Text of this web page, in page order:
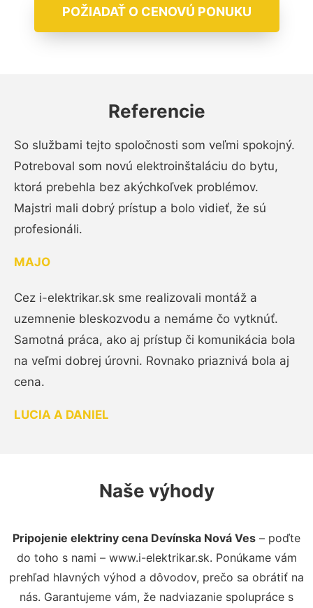
POŽIADAŤ O CENOVÚ PONUKU
Referencie
So službami tejto spoločnosti som veľmi spokojný.
Potreboval som novú elektroinštaláciu do bytu,
ktorá prebehla bez akýchkoľvek problémov.
Majstri mali dobrý prístup a bolo vidieť, že sú
profesionáli.
MAJO
Cez i-elektrikar.sk sme realizovali montáž a
uzemnenie bleskozvodu a nemáme čo vytknúť.
Samotná práca, ako aj prístup či komunikácia bola
na veľmi dobrej úrovni. Rovnako priaznivá bola aj
cena.
LUCIA A DANIEL
Naše výhody
Pripojenie elektriny cena Devínska Nová Ves – poďte
do toho s nami – www.i-elektrikar.sk. Ponúkame vám
prehľad hlavných výhod a dôvodov, prečo sa obrátiť na
nás. Garantujeme vám, že nadviazanie spolupráce s